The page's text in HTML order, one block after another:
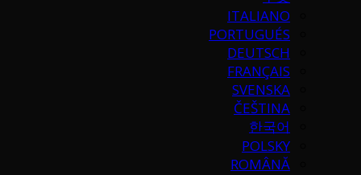
ITALIANO
PORTUGUÉS
DEUTSCH
FRANÇAIS
SVENSKA
ČEŠTINA
한국어
POLSKY
ROMÂNĂ